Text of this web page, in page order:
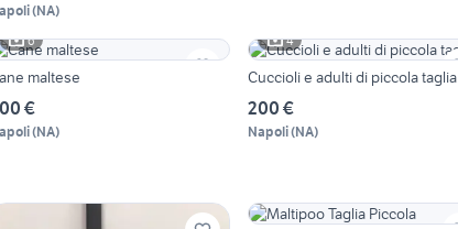
(NA)
6
maltese
€
(NA)
4
Cuccioli e adulti di piccola taglia
200 €
Napoli(NA)